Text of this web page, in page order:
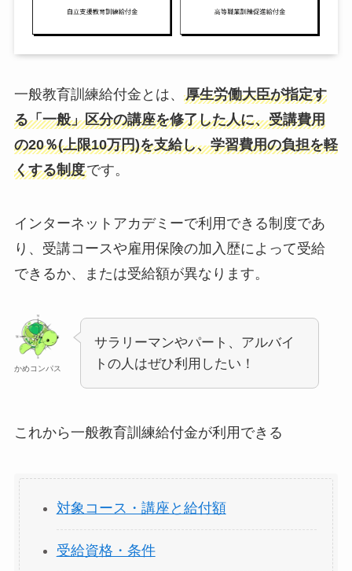
一般教育訓練給付金とは、 厚生労働大臣が指定す
る「一般」区分の講座を修了した人に、受講費用
の20％(上限10万円)を支給し、学習費用の負担を軽
くする制度です。
インターネットアカデミーで利用できる制度であ
り、受講コースや雇用保険の加入歴によって受給
できるか、または受給額が異なります。
かめコンパス
サラリーマンやパート、アルバイ
トの人はぜひ利用したい！
これから一般教育訓練給付金が利用できる
対象コース・講座と給付額
受給資格・条件